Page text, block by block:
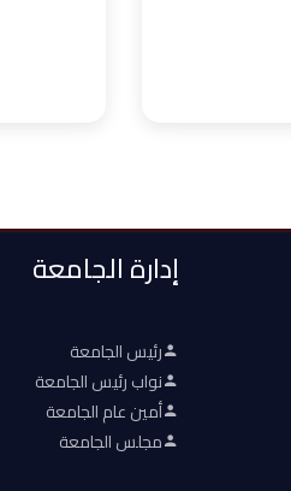
إدارة الجامعة
رئيس الجامعة
نواب رئيس الجامعة
أمين عام الجامعة
مجلس الجامعة